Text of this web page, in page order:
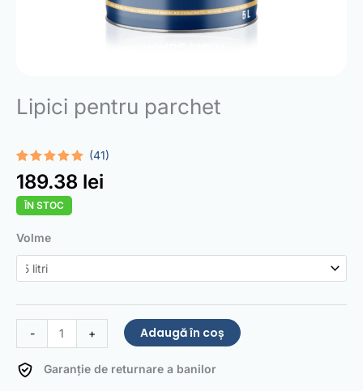
Lipici pentru parchet
Evaluat la
4.85din 5
pe baza a
41
de
evaluări
clienți
(41)
189.38 lei
ÎN STOC
Volme
-
Cantitate
Parquet
Glue
+ Adaugă în coș
Garanție de returnare a banilor